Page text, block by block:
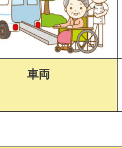
車両